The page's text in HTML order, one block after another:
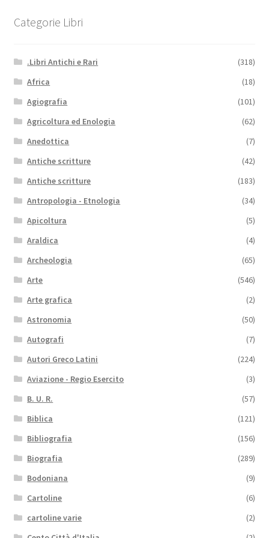
Categorie Libri
.Libri Antichi e Rari
(318)
Africa
(18)
Agiografia
(101)
Agricoltura ed Enologia
(62)
Anedottica
(7)
Antiche scritture
(42)
Antiche scritture
(183)
Antropologia - Etnologia
(34)
Apicoltura
(5)
Araldica
(4)
Archeologia
(65)
Arte
(546)
Arte grafica
(2)
Astronomia
(50)
Autografi
(7)
Autori Greco Latini
(224)
Aviazione - Regio Esercito
(3)
B. U. R.
(57)
Biblica
(121)
Bibliografia
(156)
Biografia
(289)
Bodoniana
(9)
Cartoline
(6)
cartoline varie
(2)